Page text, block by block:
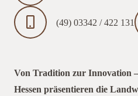
(49) 03342 / 422 131
Von Tradition zur Innovation
Hessen präsentieren die